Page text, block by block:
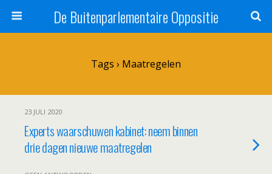
De Buitenparlementaire Oppositie
Tags › Maatregelen
23 JULI 2020
Experts waarschuwen kabinet: neem binnen
drie dagen nieuwe maatregelen